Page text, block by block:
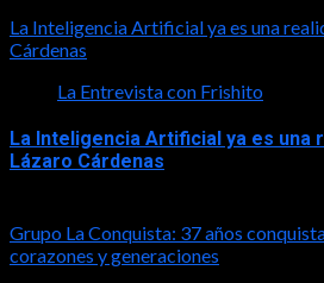
La Inteligencia Artificial ya es una
Cárdenas
La Entrevista con Frishito
La Inteligencia Artificial ya es una
Lázaro Cárdenas
Grupo La Conquista: 37 años
corazones y generaciones